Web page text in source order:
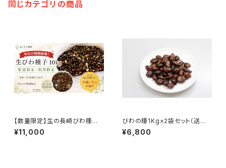
同じカテゴリの商品
【数量限定】生の長崎びわ種子 1
0kg限定販売
¥11,000
びわの種1Kg×2袋セット（送料
込み）※冷凍でお届けいたしま
す
¥6,800